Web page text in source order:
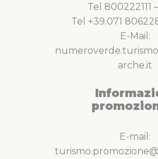
Tel 800222111
Tel +39.071
E-Mail:
arche.it
E-mail: